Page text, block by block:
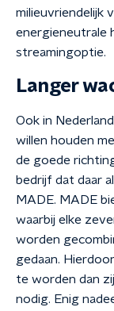
milieuvriendelijk
energieneutrale
streamingoptie.
Langer
Ook in
willen houden
de goede
bedrijf dat daar
MADE. MADE
waarbij elke
worden
gedaan.
te worden dan
nodig. Enig